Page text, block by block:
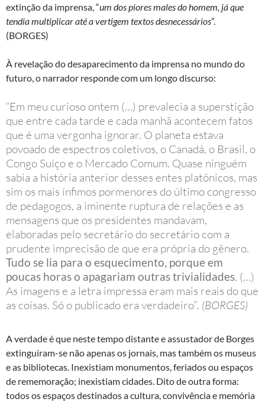
extinção da imprensa, “um dos piores males do homem, já que
tendia multiplicar até a vertigem textos desnecessários”.
(BORGES)
À revelação do desaparecimento da imprensa no mundo do
futuro, o narrador responde com um longo discurso:
“Em meu curioso ontem (…) prevalecia a superstição
que entre cada tarde e cada manhã acontecem fatos
que é uma vergonha ignorar. O planeta estava
povoado de espectros coletivos, o Canadá, o Brasil, o
Congo Suíço e o Mercado Comum. Quase ninguém
sabia a história anterior desses entes platônicos, mas
sim os mais ínfimos pormenores do último congresso
de pedagogos, a iminente ruptura de relações e as
mensagens que os presidentes mandavam,
elaboradas pelo secretário do secretário com a
prudente imprecisão de que era própria do gênero.
Tudo se lia para o esquecimento, porque em
poucas horas o apagariam outras trivialidades. (…)
As imagens e a letra impressa eram mais reais do que
as coisas. Só o publicado era verdadeiro”. (BORGES)
A verdade é que neste tempo distante e assustador de Borges
extinguiram-se não apenas os jornais, mas também os museus
e as bibliotecas. Inexistiam monumentos, feriados ou espaços
de rememoração; inexistiam cidades. Dito de outra forma:
todos os espaços destinados a cultura, convivência e memória